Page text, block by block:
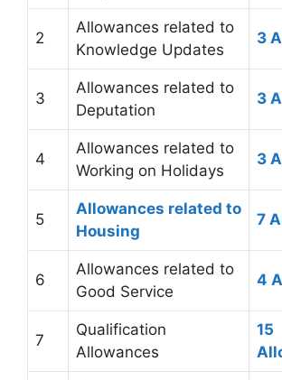
2
Allowances related to
Knowledge Updates
3
3
Allowances related to
Deputation
3
4
Allowances related to
Working on Holidays
3
5
Allowances related to
Housing
7
6
Allowances related to
Good Service
4
7
Qualification
Allowances
15